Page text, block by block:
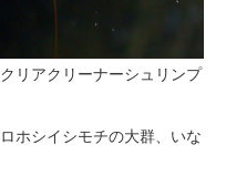
リアクリーナーシュリンプ
ホシイシモチの大群、いな